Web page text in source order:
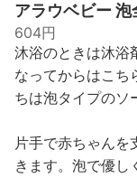
アラウベビー
604円
沐浴のときは沐浴
なってからはこち
ちは泡タイプのソ
片手で赤ちゃんを
きます。泡で優し